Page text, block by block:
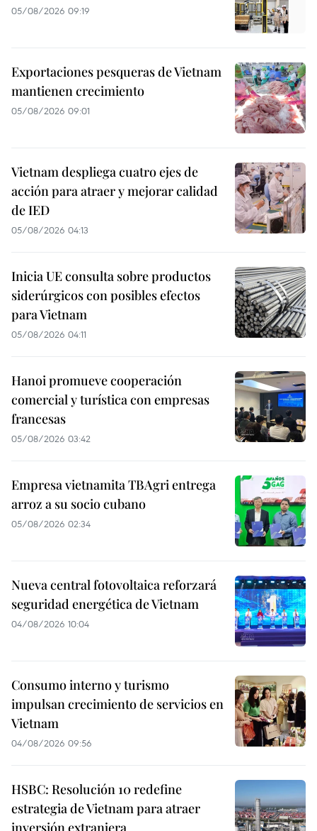
05/08/2026 09:19
Exportaciones pesqueras de Vietnam
mantienen crecimiento
05/08/2026 09:01
Vietnam despliega cuatro ejes de
acción para atraer y mejorar calidad
de IED
05/08/2026 04:13
Inicia UE consulta sobre productos
siderúrgicos con posibles efectos
para Vietnam
05/08/2026 04:11
Hanoi promueve cooperación
comercial y turística con empresas
francesas
05/08/2026 03:42
Empresa vietnamita TBAgri entrega
arroz a su socio cubano
05/08/2026 02:34
Nueva central fotovoltaica reforzará
seguridad energética de Vietnam
04/08/2026 10:04
Consumo interno y turismo
impulsan crecimiento de servicios en
Vietnam
04/08/2026 09:56
HSBC: Resolución 10 redefine
estrategia de Vietnam para atraer
inversión extranjera